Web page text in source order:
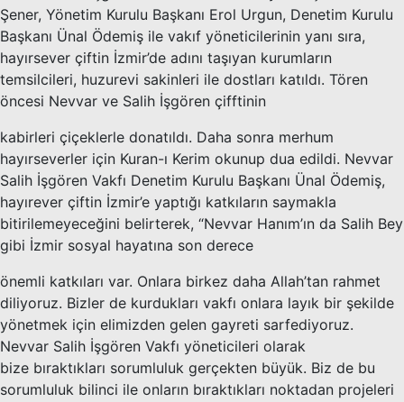
Şener, Yönetim Kurulu Başkanı Erol Urgun, Denetim Kurulu
Başkanı Ünal Ödemiş ile vakıf yöneticilerinin yanı sıra,
hayırsever çiftin İzmir’de adını taşıyan kurumların
temsilcileri, huzurevi sakinleri ile dostları katıldı. Tören
öncesi Nevvar ve Salih İşgören çifftinin
kabirleri çiçeklerle donatıldı. Daha sonra merhum
hayırseverler için Kuran-ı Kerim okunup dua edildi. Nevvar
Salih İşgören Vakfı Denetim Kurulu Başkanı Ünal Ödemiş,
hayırever çiftin İzmir’e yaptığı katkıların saymakla
bitirilemeyeceğini belirterek, “Nevvar Hanım’ın da Salih Bey
gibi İzmir sosyal hayatına son derece
önemli katkıları var. Onlara birkez daha Allah’tan rahmet
diliyoruz. Bizler de kurdukları vakfı onlara layık bir şekilde
yönetmek için elimizden gelen gayreti sarfediyoruz.
Nevvar Salih İşgören Vakfı yöneticileri olarak
bize bıraktıkları sorumluluk gerçekten büyük. Biz de bu
sorumluluk bilinci ile onların bıraktıkları noktadan projeleri